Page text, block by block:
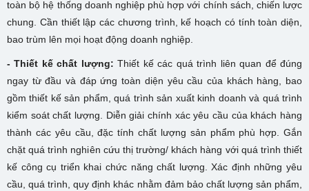
toàn bộ hệ thống doanh nghiệp phù hợp với chính sách, chiến lược
chung. Cần thiết lập các chương trình, kế hoạch có tính toàn diện,
bao trùm lên mọi hoạt động doanh nghiệp.
- Thiết kế chất lượng: Thiết kế các quá trình liên quan để đúng
ngay từ đầu và đáp ứng toàn diện yêu cầu của khách hàng, bao
gồm thiết kế sản phẩm, quá trình sản xuất kinh doanh và quá trình
kiểm soát chất lượng. Diễn giải chính xác yêu cầu của khách hàng
thành các yêu cầu, đặc tính chất lượng sản phẩm phù hợp. Gắn
chặt quá trình nghiên cứu thị trường/ khách hàng với quá trình thiết
kế công cụ triển khai chức năng chất lượng. Xác định những yêu
cầu, quá trình, quy định khác nhằm đảm bảo chất lượng sản phẩm,